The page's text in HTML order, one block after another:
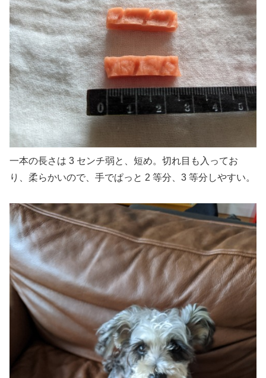
一本の長さは 3 センチ弱と、短め。切れ目も入ってお
り、柔らかいので、手でぱっと 2 等分、3 等分しやすい。